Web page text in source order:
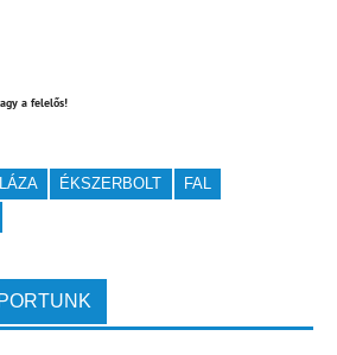
a felelős!
ÉKSZERBOLT
FAL